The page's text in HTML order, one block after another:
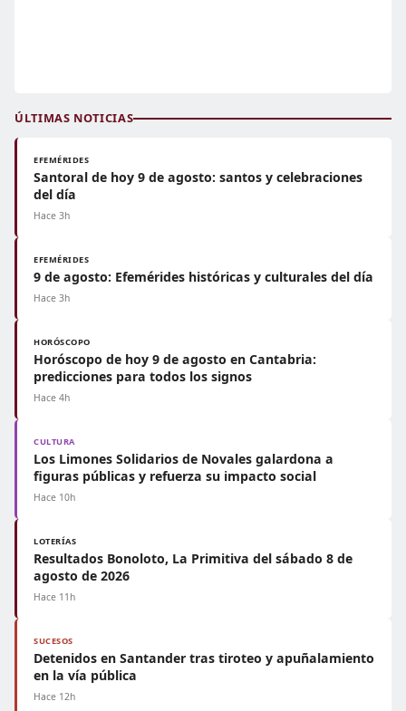
ÚLTIMAS NOTICIAS
EFEMÉRIDES
Santoral de hoy 9 de agosto: santos y celebraciones
del día
Hace 3h
EFEMÉRIDES
9 de agosto: Efemérides históricas y culturales del día
Hace 3h
HORÓSCOPO
Horóscopo de hoy 9 de agosto en Cantabria:
predicciones para todos los signos
Hace 4h
CULTURA
Los Limones Solidarios de Novales galardona a
figuras públicas y refuerza su impacto social
Hace 10h
LOTERÍAS
Resultados Bonoloto, La Primitiva del sábado 8 de
agosto de 2026
Hace 11h
SUCESOS
Detenidos en Santander tras tiroteo y apuñalamiento
en la vía pública
Hace 12h